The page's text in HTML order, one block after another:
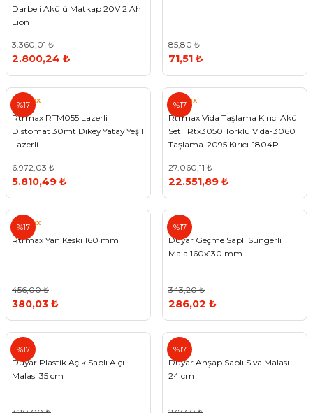
Darbeli Akülü Matkap 20V 2 Ah
Lion
3.360,01 ₺
2.800,24 ₺
85,80 ₺
71,51 ₺
%17
Rtrmax
Rtrmax RTM055 Lazerli
Distomat 30mt Dikey Yatay Yeşil
Lazerli
6.972,03 ₺
5.810,49 ₺
%17
Rtrmax
Rtrmax Vida Taşlama Kırıcı Akü
Set | Rtx3050 Torklu Vida-3060
Taşlama-2095 Kırıcı-1804P
Çanta
27.060,11 ₺
22.551,89 ₺
%17
Rtrmax
Rtrmax Yan Keski 160 mm
456,00 ₺
380,03 ₺
%17
Duyar Geçme Saplı Süngerli
Mala 160x130 mm
343,20 ₺
286,02 ₺
%17
Duyar Plastik Açık Saplı Alçı
Malası 35 cm
%17
Duyar Ahşap Saplı Sıva Malası
24 cm